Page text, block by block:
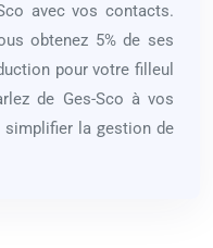
avec vos contacts.
obtenez 5% de ses
pour votre filleul
de Ges-Sco à vos
la gestion de